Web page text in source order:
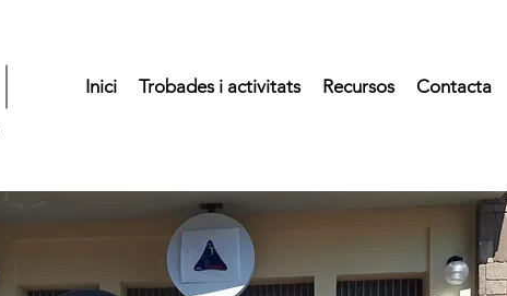
Inici Trobades i activitats Recursos Contacta